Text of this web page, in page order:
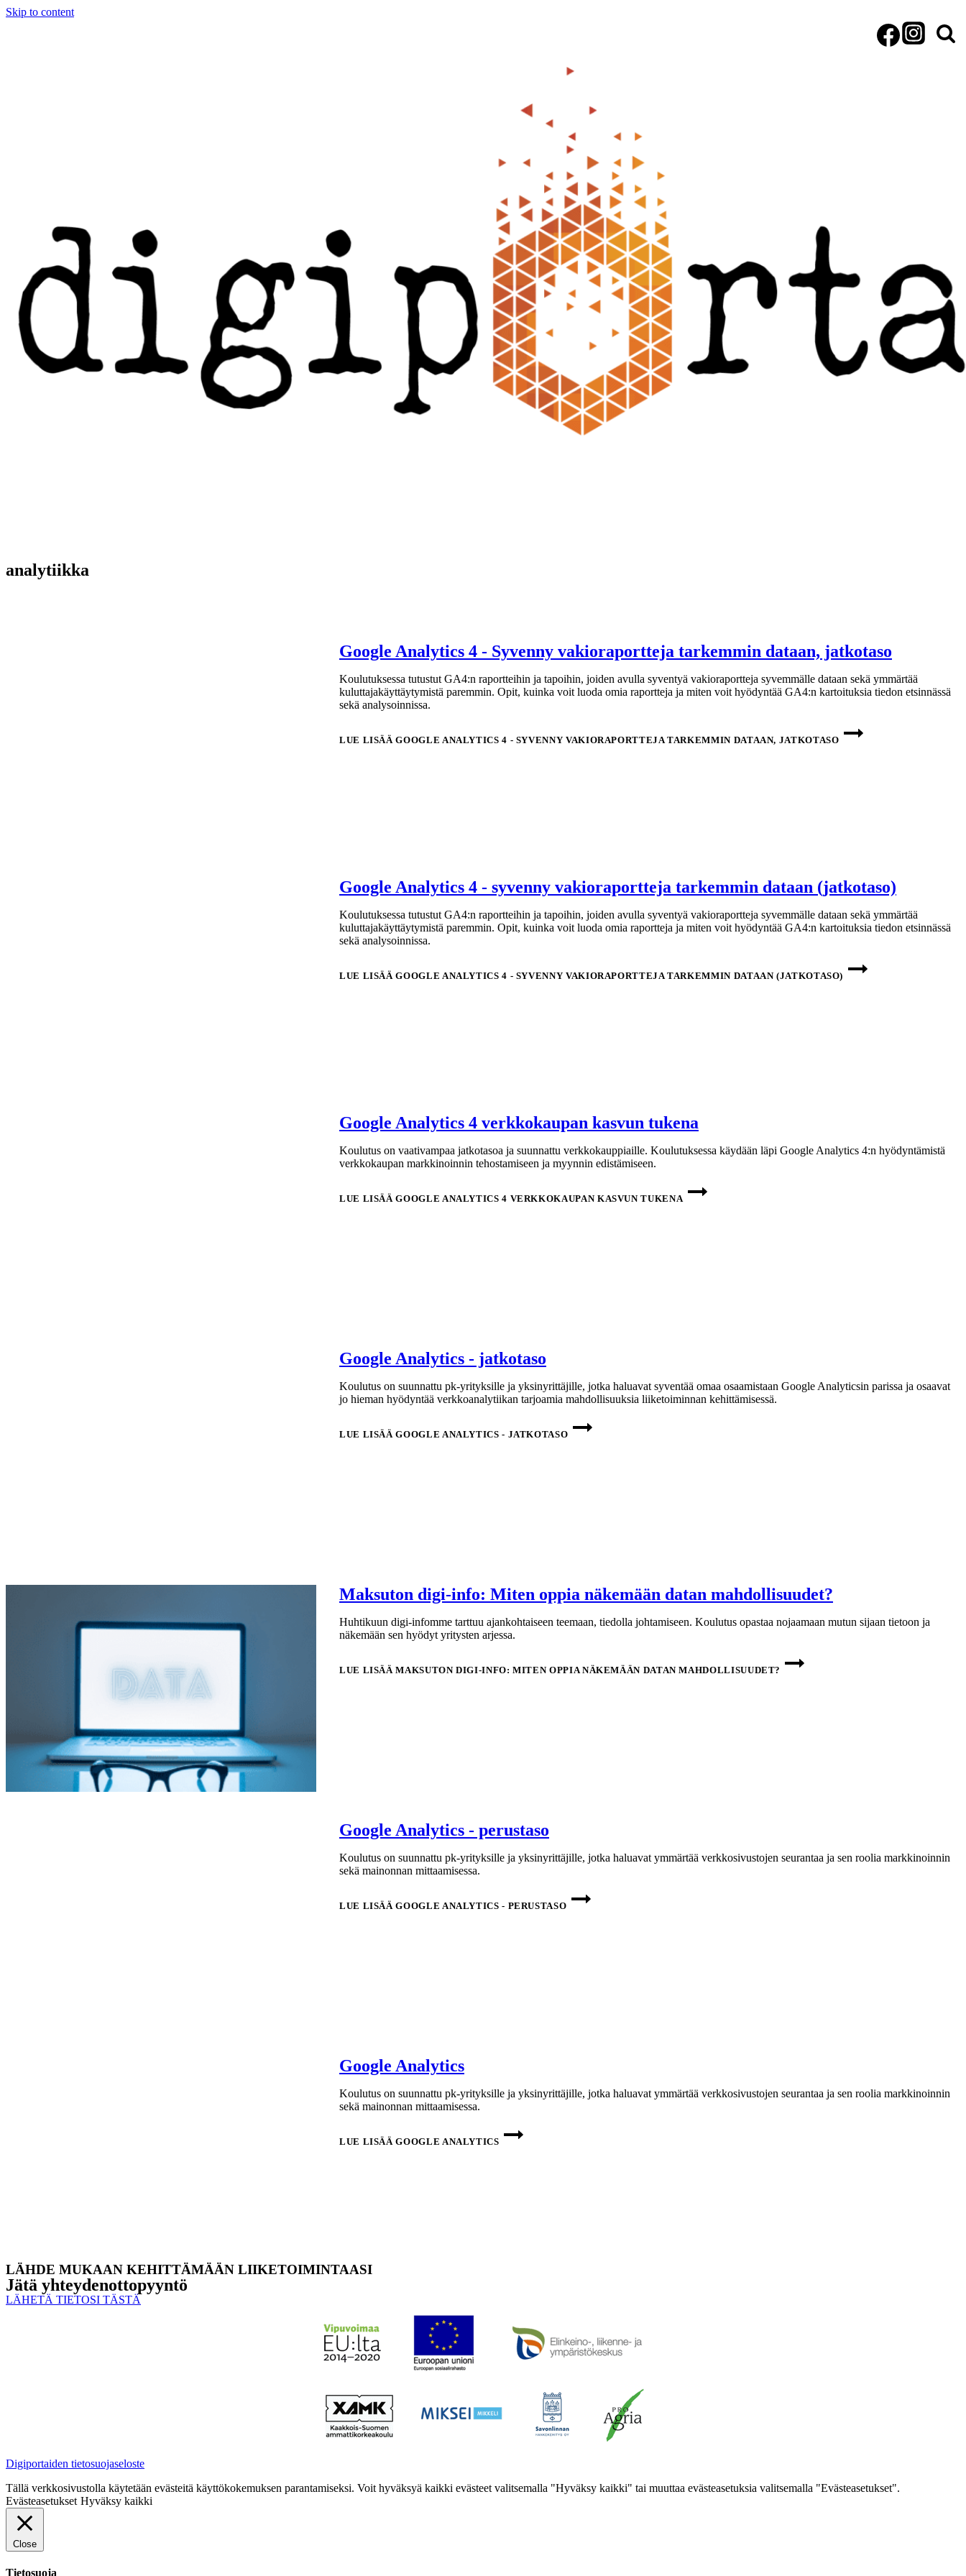
Skip to content
analytiikka
Google Analytics 4 - Syvenny vakioraportteja tarkemmin dataan, jatkotaso
Koulutuksessa tutustut GA4:n raportteihin ja tapoihin, joiden avulla syventyä vakioraportteja syvemmälle dataan sekä ymmärtää
kuluttajakäyttäytymistä paremmin. Opit, kuinka voit luoda omia raportteja ja miten voit hyödyntää GA4:n kartoituksia tiedon etsinnässä
sekä analysoinnissa.
LUE LISÄÄGOOGLE ANALYTICS 4 - SYVENNY VAKIORAPORTTEJA TARKEMMIN DATAAN, JATKOTASO
Google Analytics 4 - syvenny vakioraportteja tarkemmin dataan (jatkotaso)
Koulutuksessa tutustut GA4:n raportteihin ja tapoihin, joiden avulla syventyä vakioraportteja syvemmälle dataan sekä ymmärtää
kuluttajakäyttäytymistä paremmin. Opit, kuinka voit luoda omia raportteja ja miten voit hyödyntää GA4:n kartoituksia tiedon etsinnässä
sekä analysoinnissa.
LUE LISÄÄGOOGLE ANALYTICS 4 - SYVENNY VAKIORAPORTTEJA TARKEMMIN DATAAN (JATKOTASO)
Google Analytics 4 verkkokaupan kasvun tukena
Koulutus on vaativampaa jatkotasoa ja suunnattu verkkokauppiaille. Koulutuksessa käydään läpi Google Analytics 4:n hyödyntämistä
verkkokaupan markkinoinnin tehostamiseen ja myynnin edistämiseen.
LUE LISÄÄGOOGLE ANALYTICS 4 VERKKOKAUPAN KASVUN TUKENA
Google Analytics - jatkotaso
Koulutus on suunnattu pk-yrityksille ja yksinyrittäjille, jotka haluavat syventää omaa osaamistaan Google Analyticsin parissa ja osaavat
jo hieman hyödyntää verkkoanalytiikan tarjoamia mahdollisuuksia liiketoiminnan kehittämisessä.
LUE LISÄÄGOOGLE ANALYTICS - JATKOTASO
Maksuton digi-info: Miten oppia näkemään datan mahdollisuudet?
Huhtikuun digi-infomme tarttuu ajankohtaiseen teemaan, tiedolla johtamiseen. Koulutus opastaa nojaamaan mutun sijaan tietoon ja
näkemään sen hyödyt yritysten arjessa.
LUE LISÄÄMAKSUTON DIGI-INFO: MITEN OPPIA NÄKEMÄÄN DATAN MAHDOLLISUUDET?
Google Analytics - perustaso
Koulutus on suunnattu pk-yrityksille ja yksinyrittäjille, jotka haluavat ymmärtää verkkosivustojen seurantaa ja sen roolia markkinoinnin
sekä mainonnan mittaamisessa.
LUE LISÄÄGOOGLE ANALYTICS - PERUSTASO
Google Analytics
Koulutus on suunnattu pk-yrityksille ja yksinyrittäjille, jotka haluavat ymmärtää verkkosivustojen seurantaa ja sen roolia markkinoinnin
sekä mainonnan mittaamisessa.
LUE LISÄÄGOOGLE ANALYTICS
LÄHDE MUKAAN KEHITTÄMÄÄN LIIKETOIMINTAASI
Jätä yhteyden­ottopyyntö
LÄHETÄ TIETOSI TÄSTÄ
Digiportaiden tietosuojaseloste
Tällä verkkosivustolla käytetään evästeitä käyttökokemuksen parantamiseksi. Voit hyväksyä kaikki evästeet valitsemalla "Hyväksy kaikki" tai muuttaa evästeasetuksia valitsemalla "Evästeasetukset".
Evästeasetukset Hyväksy kaikki
Close
Tietosuoja